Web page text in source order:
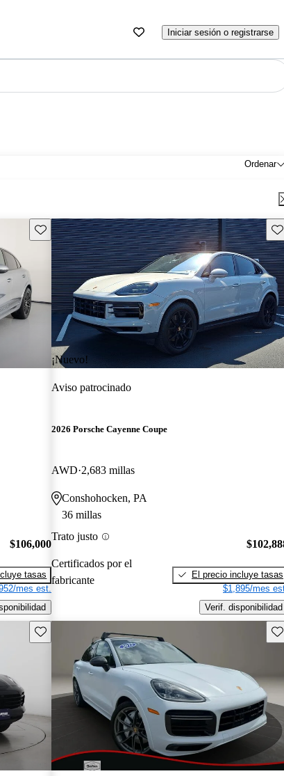
Iniciar sesión o registrarse
Ordenar
Guarda este Aviso
$106,000
tasas
mes est.
¡Nuevo!
Aviso patrocinado
2026 Porsche Cayenne Coupe
AWD 2,683 millas
Conshohocken, PA
36 millas
Trato justo
Certificados por el
fabricante
El precio incluye tasas
$1,895/mes
Verif. disponibilidad
Guarda este Aviso